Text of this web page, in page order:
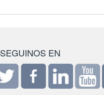
SEGUINOS EN